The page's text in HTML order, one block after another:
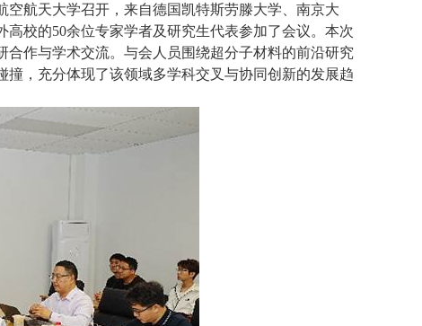
航天大学召开，来自德国凯特斯劳滕大学、南京大
校的50余位专家学者及研究生代表参加了会议。本次
作与学术交流。与会人员围绕超分子材料的前沿研究
，充分体现了该领域多学科交叉与协同创新的发展趋